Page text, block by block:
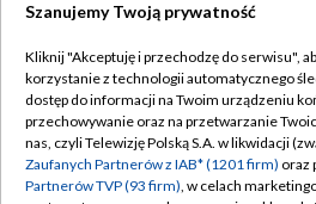
TVP
Abonament TVP
Emisja w TVP
Centrum informacji TVP
Regulamin
Polityka
Szanujemy Twoją prywatność
Kliknij "Akceptuję i przechodzę do serwisu",
korzystanie z technologii automatycznego
dostęp do informacji na Twoim urządzeniu
przechowywanie oraz na przetwarzanie
nas, czyli Telewizję Polską S.A. w likwidacji
Zaufanych Partnerów z IAB* (1201 firm) oraz
Partnerów TVP (93 firm), w celach